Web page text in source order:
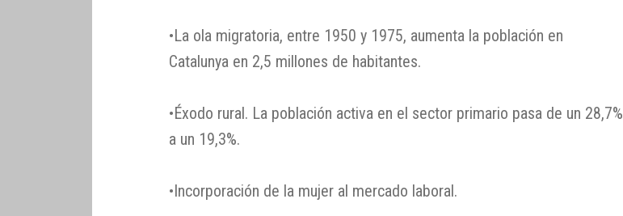
•La ola migratoria, entre 1950 y 1975, aumenta la población en
Catalunya en 2,5 millones de habitantes.
•Éxodo rural. La población activa en el sector primario pasa de un 28,7%
a un 19,3%.
•Incorporación de la mujer al mercado laboral.